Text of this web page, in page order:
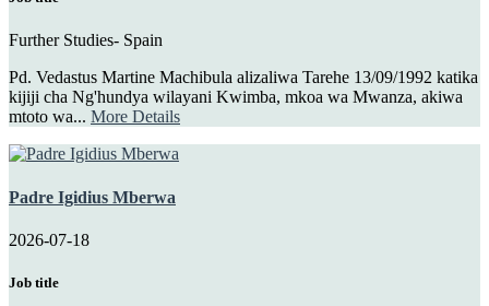
Further Studies- Spain
Pd. Vedastus Martine Machibula alizaliwa Tarehe 13/09/1992 katika
kijiji cha Ng'hundya wilayani Kwimba, mkoa wa Mwanza, akiwa
mtoto wa... More Details
Padre Igidius Mberwa
2026-07-18
Job title